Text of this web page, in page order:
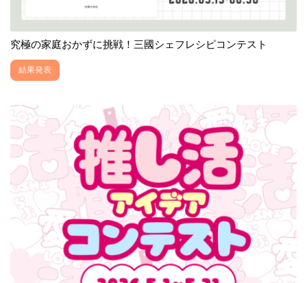
究極の家庭おかずに挑戦！三國シェフレシピコンテスト
結果発表